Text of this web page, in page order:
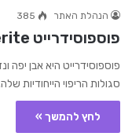
הנהלת האתר 385
פוספוסידרייט Phosphosiderite
פוספוסידרייט היא אבן יפה
סגולות הריפוי הייחודיות
לחץ להמשך »